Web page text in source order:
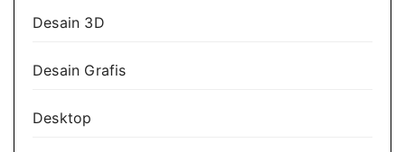
Desain 3D
Desain Grafis
Desktop